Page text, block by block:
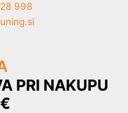
998
PRI NAKUPU